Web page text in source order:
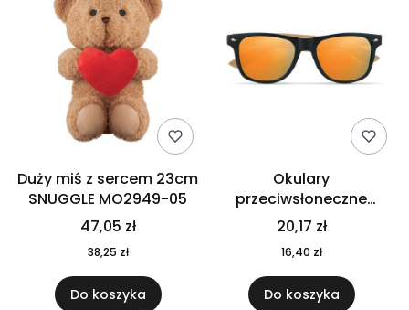
Duży miś z sercem 23cm
SNUGGLE MO2949-05
47,05 zł
38,25 zł
Do koszyka
Okulary
przeciwsłoneczne
CALIFORNIA TOUCH
MO9617-10
20,17 zł
16,40 zł
Do koszyka